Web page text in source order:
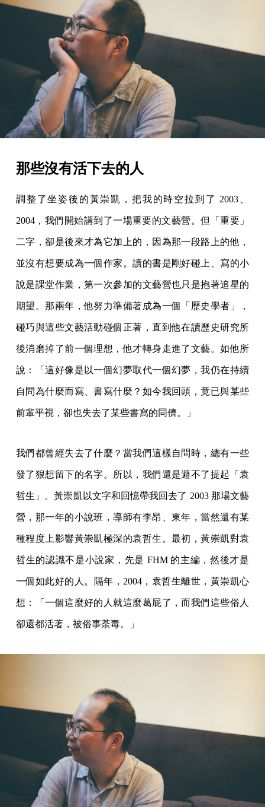
那些沒有活下去的人
調整了坐姿後的黃崇凱，把我的時空拉到了 2003、
2004，我們開始講到了一場重要的文藝營。但「重要」
二字，卻是後來才為它加上的，因為那一段路上的他，
並沒有想要成為一個作家。讀的書是剛好碰上、寫的小
說是課堂作業，第一次參加的文藝營也只是抱著追星的
期望。那兩年，他努力準備著成為一個「歷史學者」，
碰巧與這些文藝活動碰個正著，直到他在讀歷史研究所
後消磨掉了前一個理想，他才轉身走進了文藝。如他所
說：「這好像是以一個幻夢取代一個幻夢，我仍在持續
自問為什麼而寫、書寫什麼？如今我回頭，竟已與某些
前輩平視，卻也失去了某些書寫的同儕。」
我們都曾經失去了什麼？當我們這樣自問時，總有一些
發了狠想留下的名字。所以，我們還是避不了提起「袁
哲生」。黃崇凱以文字和回憶帶我回去了 2003 那場文藝
營，那一年的小說班，導師有李昂、東年，當然還有某
種程度上影響黃崇凱極深的袁哲生。最初，黃崇凱對袁
哲生的認識不是小說家，先是 FHM 的主編，然後才是
一個如此好的人。隔年，2004，袁哲生離世，黃崇凱心
想：「一個這麼好的人就這麼葛屁了，而我們這些俗人
卻還都活著，被俗事荼毒。」